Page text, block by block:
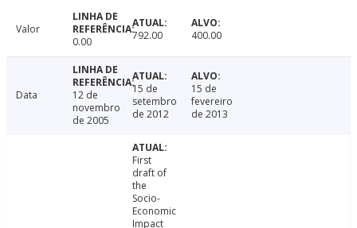
Valor
0.00
792.00 400.00
Data
12 de
novembro
de 2005
15 de
setembro
de 2012
15 de
fevereiro
de 2013
First
draft of
the
Socio-
Economic
Impact